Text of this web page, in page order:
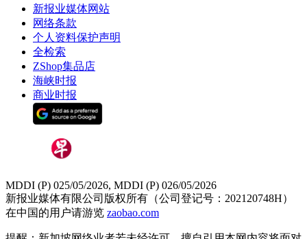
新报业媒体网站
网络条款
个人资料保护声明
全检索
ZShop集品店
海峡时报
商业时报
MDDI (P) 025/05/2026, MDDI (P) 026/05/2026
新报业媒体有限公司版权所有（公司登记号：202120748H）
在中国的用户请游览 zaobao.com